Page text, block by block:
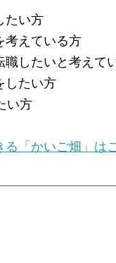
たい方
考えている方
したいと考えて
したい方
い方
「かいご畑」は